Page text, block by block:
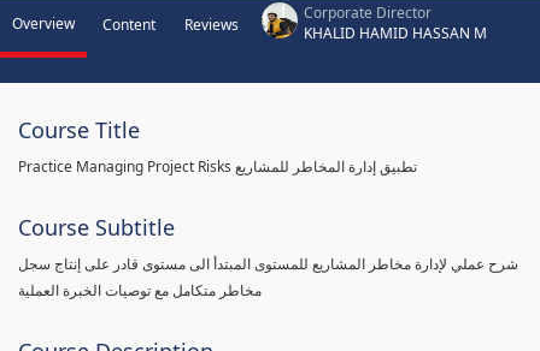
Overview Content Reviews
Corporate Director
KHALID HAMID HASSAN M
Course Title
Practice Managing Project Risks تطبيق إدارة المخاطر للمشاريع
Course Subtitle
شرح عملي لإدارة مخاطر المشاريع للمستوى المبتدأ الى مستوى قادر على إنتاج سجل
مخاطر متكامل مع توصيات الخبرة العملية